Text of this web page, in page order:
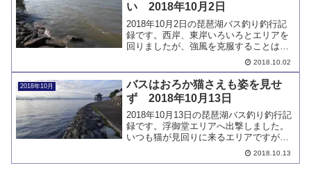
い 2018年10月2日
2018年10月2日の琵琶湖バス釣り釣行記
録です。西岸、東岸いろいろとエリアを
回りましたが、強風を克服することはで
2018.10.02
2018年10月
バスはおろか猫さえも姿を見せ
ず 2018年10月13日
2018年10月13日の琵琶湖バス釣り釣行記
録です。浮御堂エリアへ出撃しました。
いつも猫が見回りに来るエリアですが、
バスはおろか猫も出てこない日となりま
2018.10.13